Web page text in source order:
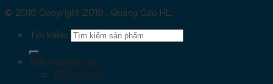
© 2018 Copyright 2018 . Quảng Cáo HL.
Tìm kiếm:
Biển quảng cáo
Biển chữ nổi